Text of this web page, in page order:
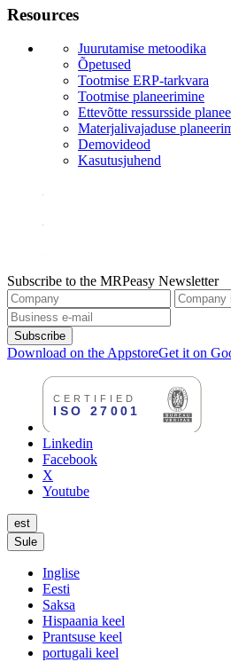
Resources
Juurutamise metoodika
Õpetused
Tootmise ERP-tarkvara
Tootmise planeerimine
Ettevõtte ressursside
Materjalivajaduse
Demovideod
Kasutusjuhend
Subscribe to the MRPeasy Newsletter
Subscribe
Download on the AppstoreGet it on
Linkedin
Facebook
X
Youtube
est
Sule
Inglise
Eesti
Saksa
Hispaania keel
Prantsuse keel
portugali keel